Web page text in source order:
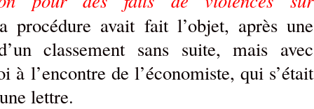
procédure avait fait l’objet, après une
classement sans suite, mais avec
à l’encontre de l’économiste, qui s’était
lettre.